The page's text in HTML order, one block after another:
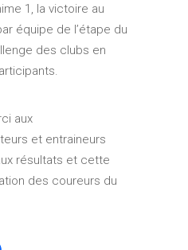
1, la victoire au
équipe de l’étape du
des clubs en
aux
et entraineurs
résultats et cette
des coureurs du